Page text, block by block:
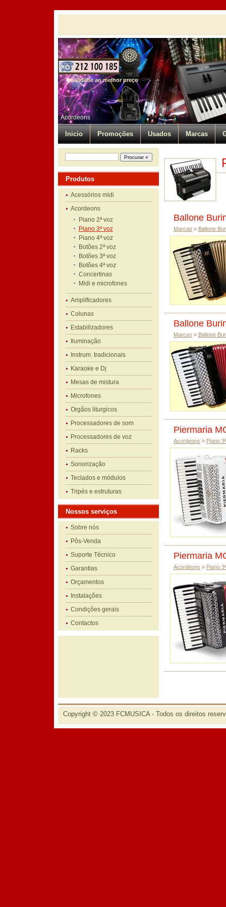
Qualidade ao melhor preço
Acordeons
Inicio Promoções Usados Marcas
Produtos
Acessórios midi
Acordeons
Piano 2ª voz
Piano 3ª voz
Piano 4ª voz
Botões 2ª voz
Botões 3ª voz
Botões 4ª voz
Concertinas
Midi e microfones
Amplificadores
Colunas
Estabilizadores
Iluminação
Instrum. tradicionais
Karaoke e Dj
Mesas de mistura
Microfones
Orgãos liturgicos
Processadores de som
Processadores de voz
Racks
Sonorização
Teclados e módulos
Tripés e estruturas
Nossos serviços
Sobre nós
Pôs-Venda
Suporte Técnico
Garantias
Orçamentos
Instalações
Condições gerais
Contactos
Ballone
Marcas » Ballone
Ballone
Marcas » Ballone
Piermaria
Acordeons » Piano
Piermaria
Acordeons » Piano
Copyright © 2023 FCMUSICA - Todos os direitos